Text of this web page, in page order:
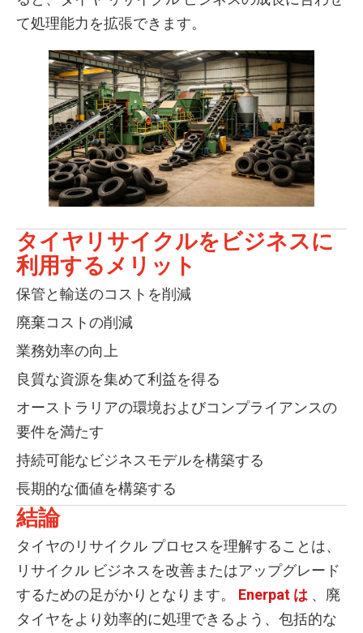
て処理能力を拡張できます。
タイヤリサイクルをビジネスに
利用するメリット
保管と輸送のコストを削減
廃棄コストの削減
業務効率の向上
良質な資源を集めて利益を得る
オーストラリアの環境およびコンプライアンスの
要件を満たす
持続可能なビジネスモデルを構築する
長期的な価値を構築する
結論
タイヤのリサイクル プロセスを理解することは、
リサイクル ビジネスを改善またはアップグレード
するための足がかりとなります。 Enerpat は 、廃
タイヤをより効率的に処理できるよう、包括的な